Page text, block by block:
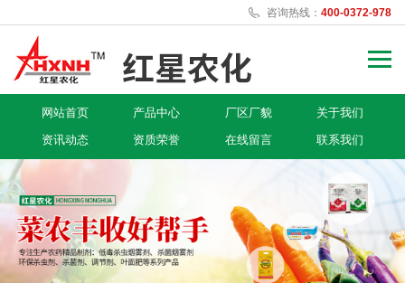
咨询热线： 400-0372-978
网站首页 产品中心 厂区厂貌
关于我们
资讯动态
资质荣誉 在线留言 联系我们